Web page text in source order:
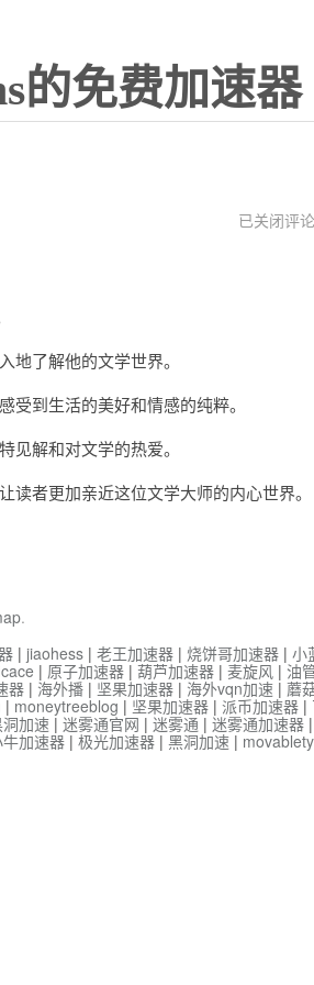
的免费加速器
叶
已关闭评论
了解他的文学世界。
到生活的美好和情感的纯粹。
解和对文学的热爱。
者更加亲近这位文学大师的内心世界。
.
| jiaohess | 老王加速器 | 烧饼哥加速器 | 小
| 原子加速器 | 葫芦加速器 | 麦旋风 | 油
器 | 海外播 | 坚果加速器 | 海外vqn加速 | 蘑
| moneytreeblog | 坚果加速器 | 派币加速器 |
加速 | 迷雾通官网 | 迷雾通 | 迷雾通加速器
加速器 | 极光加速器 | 黑洞加速 |